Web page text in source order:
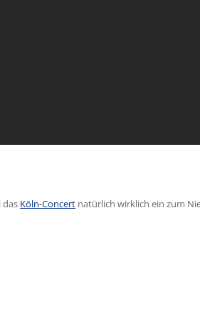
das Köln-Concert natürlich wirklich ein zum